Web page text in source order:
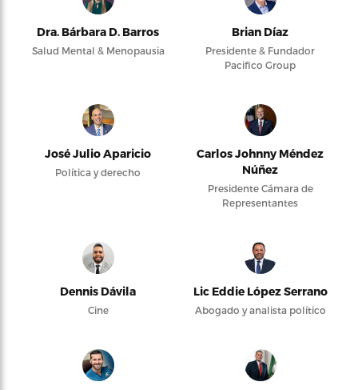
Dra. Bárbara D. Barros
Salud Mental & Menopausia
Brian Díaz
Presidente & Fundador
Pacifico Group
José Julio Aparicio
Política y derecho
Carlos Johnny Méndez
Núñez
Presidente Cámara de
Representantes
Dennis Dávila
Cine
Lic Eddie López Serrano
Abogado y analista político